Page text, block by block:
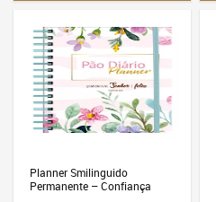
Planner Smilinguido
Permanente – Confiança